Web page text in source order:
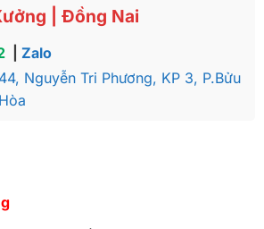
| Đồng Nai
Zalo
Nguyễn Tri Phương, KP 3, P.Bửu